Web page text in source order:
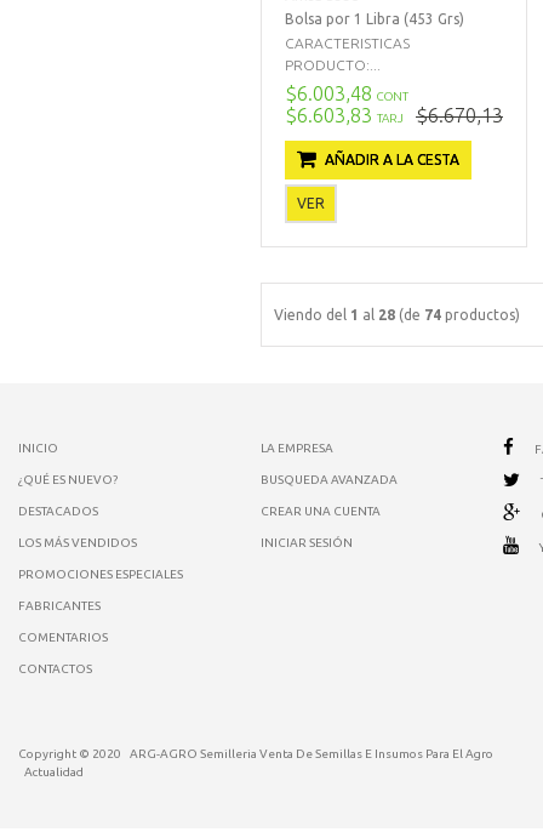
Bolsa por 1 Libra (453 Grs)
CARACTERISTICAS
PRODUCTO:...
$6.003,48 CONT
$6.603,83 TARJ $6.670,13
AÑADIR A LA CESTA
VER
Viendo del 1 al 28 (de 74 productos)
INICIO
¿QUÉ ES NUEVO?
DESTACADOS
LOS MÁS VENDIDOS
PROMOCIONES ESPECIALES
FABRICANTES
COMENTARIOS
CONTACTOS
LA EMPRESA
BUSQUEDA AVANZADA
CREAR UNA CUENTA
INICIAR SESIÓN
Copyright © 2020
ARG-AGRO Semilleria Venta De Semillas E Insumos Para El Agro
Actualidad